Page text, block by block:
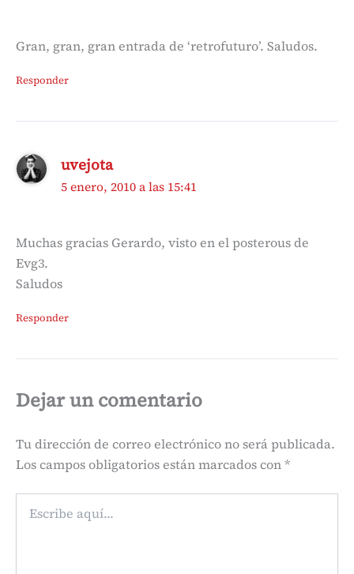
Gran, gran, gran entrada de ‘retrofuturo’. Saludos.
Responder
uvejota
5 enero, 2010 a las 15:41
Muchas gracias Gerardo, visto en el posterous de
Evg3.
Saludos
Responder
Dejar un comentario
Tu dirección de correo electrónico no será publicada.
Los campos obligatorios están marcados con*
aquí...